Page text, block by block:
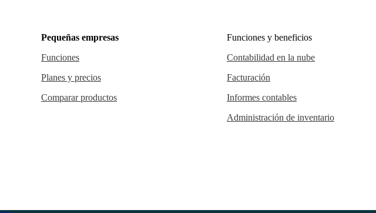
Pequeñas empresas
Funciones
Planes y precios
Comparar productos
Funciones y beneficios
Contabilidad en la nube
Facturación
Informes contables
Administración de inventario